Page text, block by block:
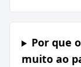
Por que
muito ao